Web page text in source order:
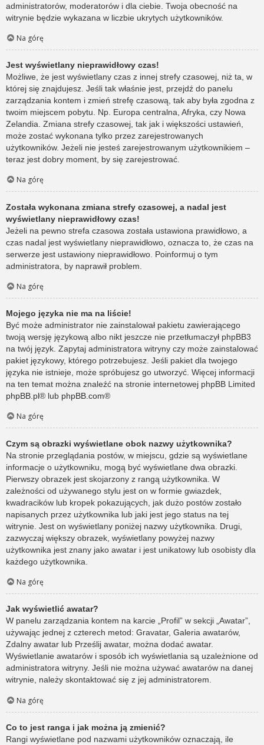
administratorów, moderatorów i dla ciebie. Twoja obecność na
witrynie będzie wykazana w liczbie ukrytych użytkowników.
Na górę
Jest wyświetlany nieprawidłowy czas!
Możliwe, że jest wyświetlany czas z innej strefy czasowej, niż ta, w
której się znajdujesz. Jeśli tak właśnie jest, przejdź do panelu
zarządzania kontem i zmień strefę czasową, tak aby była zgodna z
twoim miejscem pobytu. Np. Europa centralna, Afryka, czy Nowa
Zelandia. Zmiana strefy czasowej, tak jak i większości ustawień,
może zostać wykonana tylko przez zarejestrowanych
użytkowników. Jeżeli nie jesteś zarejestrowanym użytkownikiem –
teraz jest dobry moment, by się zarejestrować.
Na górę
Została wykonana zmiana strefy czasowej, a nadal jest
wyświetlany nieprawidłowy czas!
Jeżeli na pewno strefa czasowa została ustawiona prawidłowo, a
czas nadal jest wyświetlany nieprawidłowo, oznacza to, że czas na
serwerze jest ustawiony nieprawidłowo. Poinformuj o tym
administratora, by naprawił problem.
Na górę
Mojego języka nie ma na liście!
Być może administrator nie zainstalował pakietu zawierającego
twoją wersję językową albo nikt jeszcze nie przetłumaczył phpBB3
na twój język. Zapytaj administratora witryny czy może zainstalować
pakiet językowy, którego potrzebujesz. Jeśli pakiet dla twojego
języka nie istnieje, może spróbujesz go utworzyć. Więcej informacji
na ten temat można znaleźć na stronie internetowej phpBB Limited
phpBB.pl® lub phpBB.com®
Na górę
Czym są obrazki wyświetlane obok nazwy użytkownika?
Na stronie przeglądania postów, w miejscu, gdzie są wyświetlane
informacje o użytkowniku, mogą być wyświetlane dwa obrazki.
Pierwszy obrazek jest skojarzony z rangą użytkownika. W
zależności od używanego stylu jest on w formie gwiazdek,
kwadracików lub kropek pokazujących, jak dużo postów zostało
napisanych przez użytkownika lub jaki jest jego status na tej
witrynie. Jest on wyświetlany poniżej nazwy użytkownika. Drugi,
zazwyczaj większy obrazek, wyświetlany powyżej nazwy
użytkownika jest znany jako awatar i jest unikatowy lub osobisty dla
każdego użytkownika.
Na górę
Jak wyświetlić awatar?
W panelu zarządzania kontem na karcie „Profil” w sekcji „Awatar”,
używając jednej z czterech metod: Gravatar, Galeria awatarów,
Zdalny awatar lub Prześlij awatar, można dodać awatar.
Wyświetlanie awatarów i sposób ich wyświetlania są uzależnione od
administratora witryny. Jeśli nie można używać awatarów na danej
witrynie, należy skontaktować się z jej administratorem.
Na górę
Co to jest ranga i jak można ją zmienić?
Rangi wyświetlane pod nazwami użytkowników oznaczają, ile